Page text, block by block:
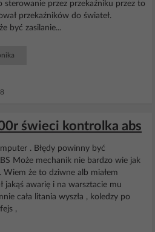
sterowanie przez przekaźniku przez to
przekaźników do świateł.
być zasilanie...
świeci kontrolka abs
. Błędy powinny być
Może mechanik nie bardzo wie jak
Wiem że to dziwne alb miałem
jakąś awarię i na warsztacie mu
cała litania wyszła , koledzy po
,